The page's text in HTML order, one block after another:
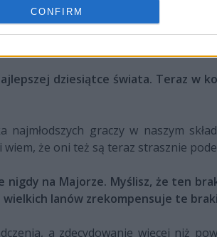
CONFIRM
scrimować przeciwko tym
że nie powinniśmy
indywidualnych umiejętności, a nie
dziesiątce świata. Teraz w
graczy w naszym
że oni też są teraz strasznie
nigdy na Majorze. Myślisz, że ten
lanów zrekompensuje te
a zdecydowanie więcej niż